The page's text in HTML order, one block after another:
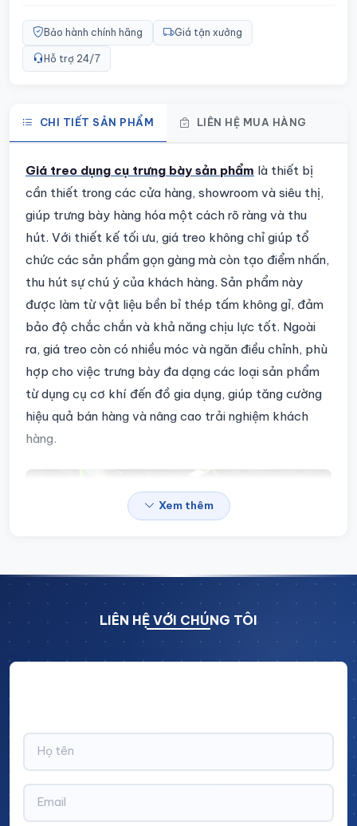
Bảo hành chính hãng Giá tận xưởng
Hỗ trợ 24/7
CHI TIẾT SẢN PHẨM LIÊN HỆ MUA HÀNG
Chi tiết sản phẩm
Giá treo dụng cụ trưng bày sản phẩm là thiết bị
cần thiết trong các cửa hàng, showroom và siêu thị,
giúp trưng bày hàng hóa một cách rõ ràng và thu
hút. Với thiết kế tối ưu, giá treo không chỉ giúp tổ
chức các sản phẩm gọn gàng mà còn tạo điểm nhấn,
thu hút sự chú ý của khách hàng. Sản phẩm này
được làm từ vật liệu bền bỉ thép tấm không gỉ, đảm
bảo độ chắc chắn và khả năng chịu lực tốt. Ngoài
ra, giá treo còn có nhiều móc và ngăn điều chỉnh, phù
hợp cho việc trưng bày đa dạng các loại sản phẩm
từ dụng cụ cơ khí đến đồ gia dụng, giúp tăng cường
hiệu quả bán hàng và nâng cao trải nghiệm khách
hàng.
Xem thêm
LIÊN HỆ VỚI CHÚNG TÔI